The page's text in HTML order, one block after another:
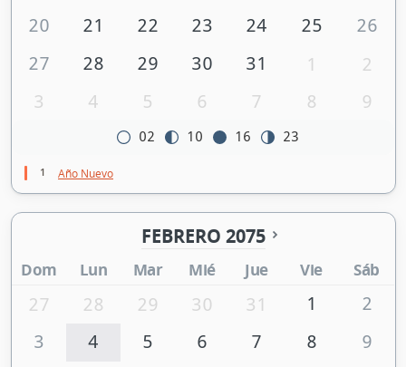
20
21 22 23 24 25
26
27
28 29 30 31 1
2
3
4 5 6 7 8 9
02 10 16 23
1 Año Nuevo
FEBRERO 2075
Dom Lun Mar Mié Jue Vie Sáb
27 28 29 30 31 1
2
3
4 5 6 7 8
9